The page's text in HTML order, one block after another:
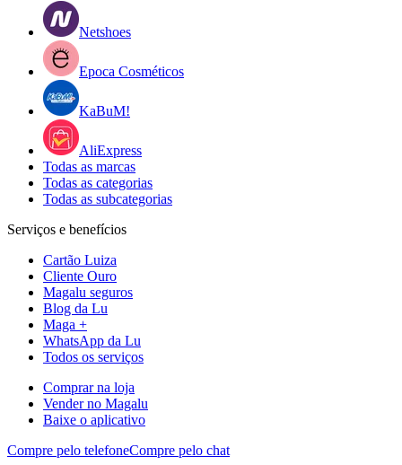
Netshoes
Epoca Cosméticos
KaBuM!
AliExpress
Todas as marcas
Todas as categorias
Todas as subcategorias
Serviços e benefícios
Cartão Luiza
Cliente Ouro
Magalu seguros
Blog da Lu
Maga +
WhatsApp da Lu
Todos os serviços
Comprar na loja
Vender no Magalu
Baixe o aplicativo
Compre pelo telefoneCompre pelo chat